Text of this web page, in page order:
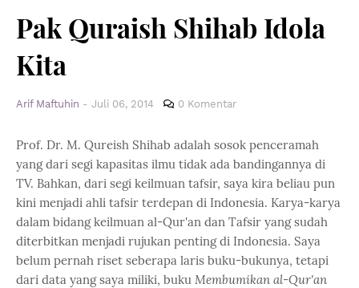
Pak Quraish Shihab Idola
Kita
Arif Maftuhin - Juli 06, 2014 0 Komentar
Prof. Dr. M. Qureish Shihab adalah sosok penceramah
yang dari segi kapasitas ilmu tidak ada bandingannya di
TV. Bahkan, dari segi keilmuan tafsir, saya kira beliau pun
kini menjadi ahli tafsir terdepan di Indonesia. Karya-karya
dalam bidang keilmuan al-Qur'an dan Tafsir yang sudah
diterbitkan menjadi rujukan penting di Indonesia. Saya
belum pernah riset seberapa laris buku-bukunya, tetapi
dari data yang saya miliki, buku Membumikan al-Qur'an